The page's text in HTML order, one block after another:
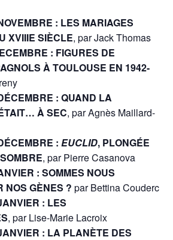
: LES MARIAGES
XVIIIE SIÈCLE, par Jack Thomas
: FIGURES DE
À TOULOUSE EN 1942-
: QUAND LA
À SEC, par Agnès Maillard-
: EUCLID, PLONGÉE
, par Pierre Casanova
: SOMMES NOUS
NOS GÈNES ? par Bettina Couderc
: LES
, par Lise-Marie Lacroix
: LA PLANÈTE DES